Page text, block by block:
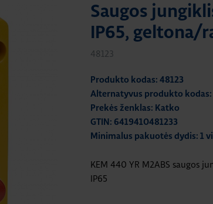
Saugos
IP65, geltona/
48123
Produkto kodas: 48123
Alternatyvus produkto kodas:
Prekės ženklas: Katko
GTIN: 6419410481233
Minimalus pakuotės dydis: 1
KEM 440 YR M2ABS saugos
IP65